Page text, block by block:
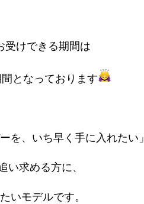
受けできる期間は
となっております
を、いち早く手に入れたい」
い求める方に、
いモデルです。